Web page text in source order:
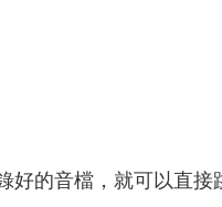
好的音檔，就可以直接